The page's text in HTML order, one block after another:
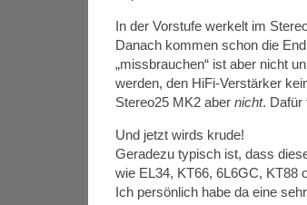
In der Vorstufe werkelt im
Danach kommen schon die
„missbrauchen“ ist aber nicht
werden, den HiFi-Verstärker
Stereo25 MK2 aber nicht. Dafür
Und jetzt wirds krude!
Geradezu typisch ist, dass
wie EL34, KT66, 6L6GC, KT88
Ich persönlich habe da eine